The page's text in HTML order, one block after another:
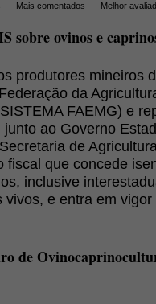
Mais comentados Melhor
sobre ovinos e
produtores mineiros
da
FAEMG) e
ao Governo
de
fiscal que concede
inclusive
e entra em vigor
de